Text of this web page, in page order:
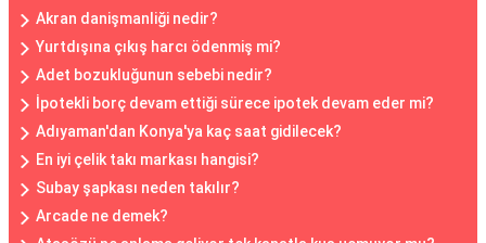
Akran danişmanliği nedir?
Yurtdışına çıkış harcı ödenmiş mi?
Adet bozukluğunun sebebi nedir?
İpotekli borç devam ettiği sürece ipotek devam eder mi?
Adıyaman'dan Konya'ya kaç saat gidilecek?
En iyi çelik takı markası hangisi?
Subay şapkası neden takılır?
Arcade ne demek?